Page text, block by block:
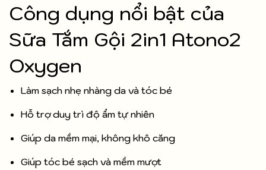
Công dụng nổi bật của
Sữa Tắm Gội 2in1 Atono2
Oxygen
Làm sạch nhẹ nhàng da và tóc bé
Hỗ trợ duy trì độ ẩm tự nhiên
Giúp da mềm mại, không khô căng
Giúp tóc bé sạch và mềm mượt